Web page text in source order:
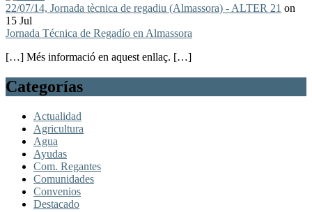
22/07/14, Jornada tècnica de regadiu (Almassora) - ALTER 21 on
15 Jul
Jornada Técnica de Regadío en Almassora
[…] Més informació en aquest enllaç. […]
Categorías
Actualidad
Agricultura
Agua
Ayudas
Com. Regantes
Comunidades
Convenios
Destacado